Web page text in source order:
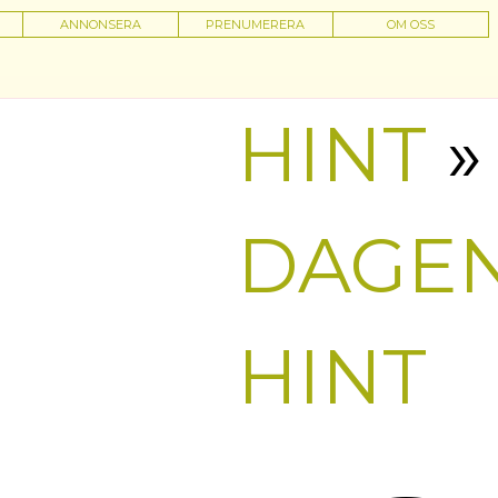
ANNONSERA PRENUMERERA OM OSS
HINT »
HINT